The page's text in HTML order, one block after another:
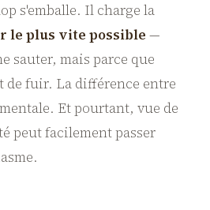
s'emballe. Il charge la
le plus vite possible —
sauter, mais parce que
de fuir. La différence entre
Et pourtant, vue de
peut facilement passer